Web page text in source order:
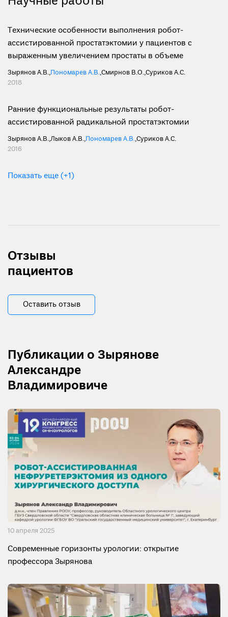
Технические особенности выполнения робот-
ассистированной простатэктомии у пациентов с
выраженным увеличением простаты в объеме
Зырянов А.В.,Пономарев А.В.,Смирнов В.О.,Суриков А.С.
2018
Ранние функциональные результаты робот-
ассистированной радикальной простатэктомии
Зырянов А.В.,Лыков А.В.,Пономарев А.В.,Суриков А.С.
2016
Показать еще (+1)
Отзывы
пациентов
Оставить отзыв
Публикации о Зырянове
Александре
Владимировиче
10 апреля 2025
Современные горизонты урологии: открытие
профессора Зырянова